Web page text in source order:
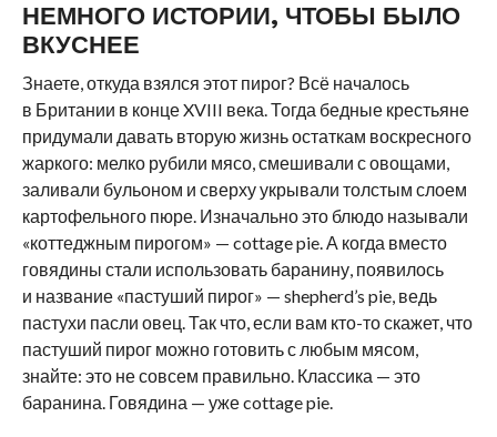
НЕМНОГО ИСТОРИИ, ЧТОБЫ БЫЛО
ВКУСНЕЕ
Знаете, откуда взялся этот пирог? Всё началось
в Британии в конце XVIII века. Тогда бедные крестьяне
придумали давать вторую жизнь остаткам воскресного
жаркого: мелко рубили мясо, смешивали с овощами,
заливали бульоном и сверху укрывали толстым слоем
картофельного пюре. Изначально это блюдо называли
«коттеджным пирогом» — cottage pie. А когда вместо
говядины стали использовать баранину, появилось
и название «пастуший пирог» — shepherd’s pie, ведь
пастухи пасли овец. Так что, если вам кто-то скажет, что
пастуший пирог можно готовить с любым мясом,
знайте: это не совсем правильно. Классика — это
баранина. Говядина — уже cottage pie.